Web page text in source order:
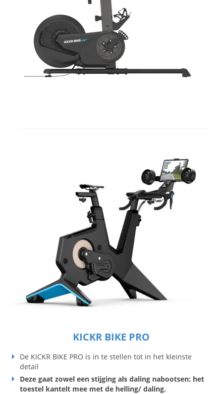
KICKR BIKE PRO
De KICKR BIKE PRO is in te stellen tot in het kleinste
detail
Deze gaat zowel een stijging als daling nabootsen: het
toestel kantelt mee met de helling/ daling.